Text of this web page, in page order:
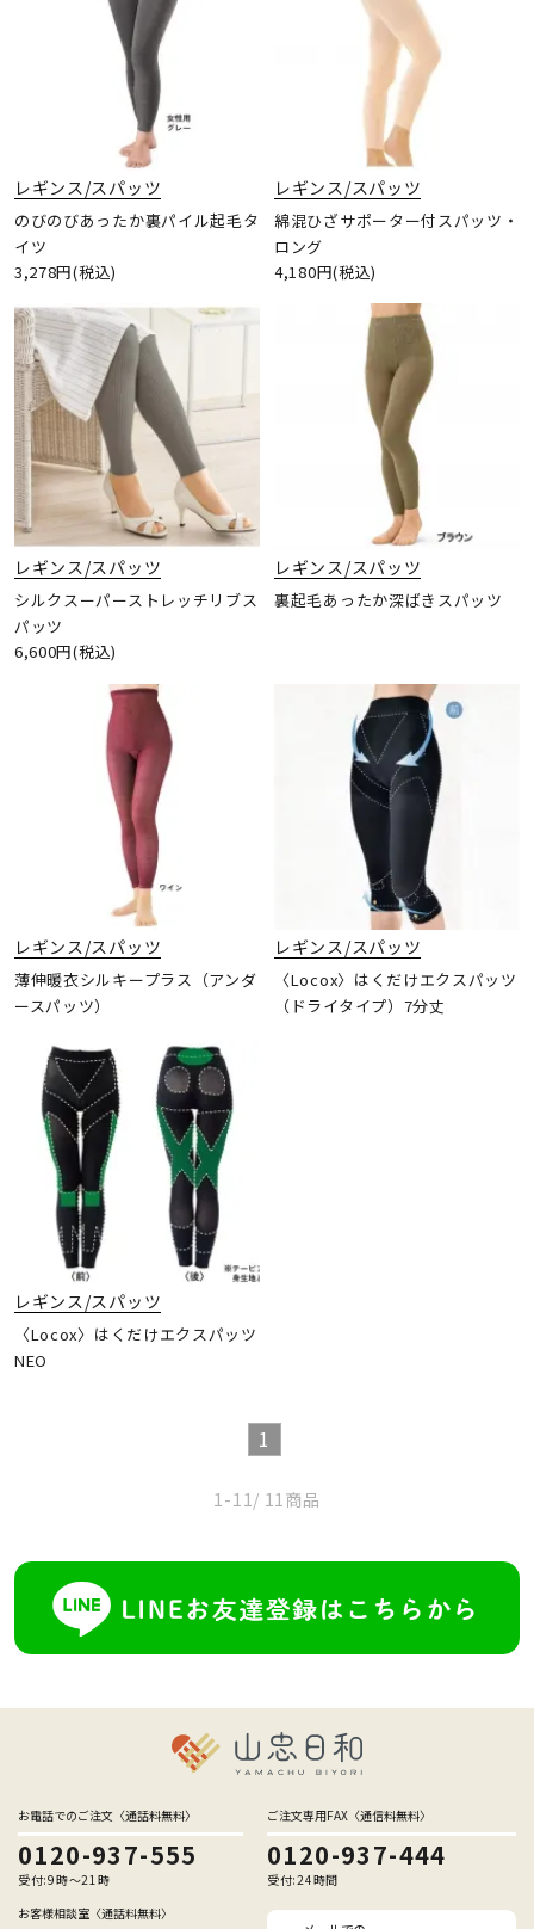
レギンス/スパッツ
のびのびあったか裏パイル起毛タ
イツ
3,278円(税込)
レギンス/スパッツ
綿混ひざサポーター付スパッツ・
ロング
4,180円(税込)
レギンス/スパッツ
シルクスーパーストレッチリブス
パッツ
6,600円(税込)
レギンス/スパッツ
裏起毛あったか深ばきスパッツ
レギンス/スパッツ
薄伸暖衣シルキープラス（アンダ
ースパッツ）
レギンス/スパッツ
〈Locox〉はくだけエクスパッツ
（ドライタイプ）7分丈
レギンス/スパッツ
〈Locox〉はくだけエクスパッツ
NEO
1
1-11 / 11商品
お電話でのご注文〈通話料無料〉
0120-937-555
受付:9時〜21時
ご注文専用FAX〈通信料無料〉
0120-937-444
受付:24時間
お客様相談室〈通話料無料〉